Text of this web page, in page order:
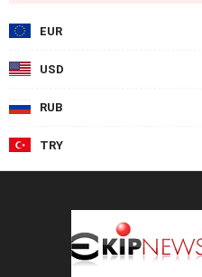
EUR
USD
RUB
TRY